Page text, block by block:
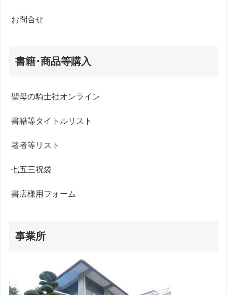
お問合せ
書籍･商品等購入
聖母の騎士社オンライン
書籍等タイトルリスト
著者等リスト
七五三祝袋
書店様用フォーム
事業所